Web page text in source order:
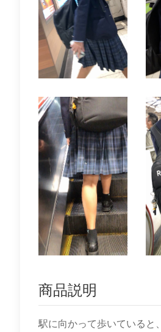
商品説明
駅に向かって歩いていると、